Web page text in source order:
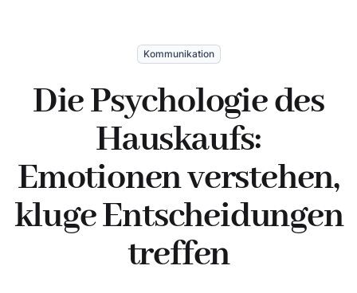
Kommunikation
Die Psychologie des
Hauskaufs:
Emotionen verstehen,
kluge Entscheidungen
treffen